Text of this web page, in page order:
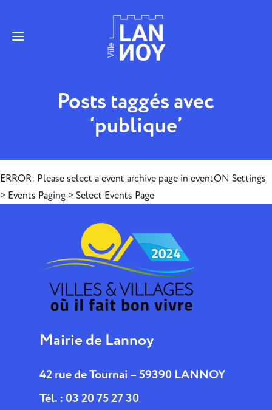
Posts taggés avec
‘publique’
ERROR: Please select a event archive page in eventON Settings
> Events Paging > Select Events Page
Mairie de Lannoy
42 rue de Tournai – 59390 LANNOY
Tél. : 03 20 75 27 30